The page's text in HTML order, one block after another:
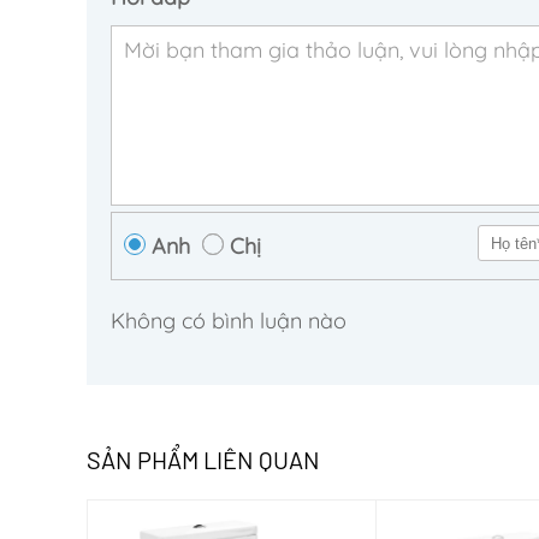
Anh Chị
Không có bình luận nào
SẢN PHẨM LIÊN QUAN